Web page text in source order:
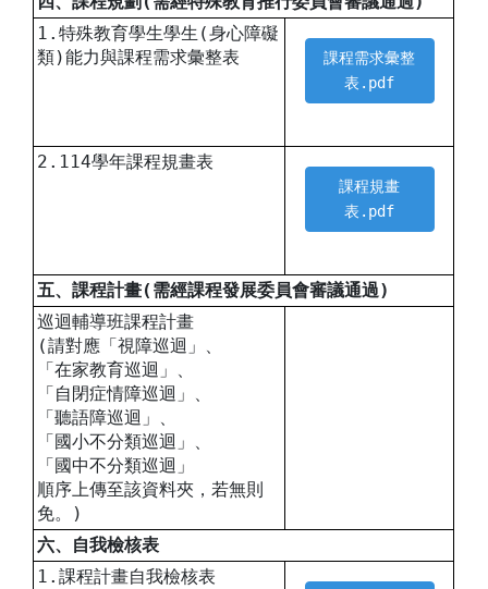
1.特殊教育學生學生(身心障礙
類)能力與課程需求彙整表
課程需求彙整
表.pdf
2.114學年課程規畫表
課程規畫
表.pdf
五、課程計畫(需經課程發展委員會審議通過)
巡迴輔導班課程計畫
(請對應「視障巡迴」、
「在家教育巡迴」、
「自閉症情障巡迴」、
「聽語障巡迴」、
「國小不分類巡迴」、
「國中不分類巡迴」
順序上傳至該資料夾，若無則
免。)
六、自我檢核表
1.課程計畫自我檢核表